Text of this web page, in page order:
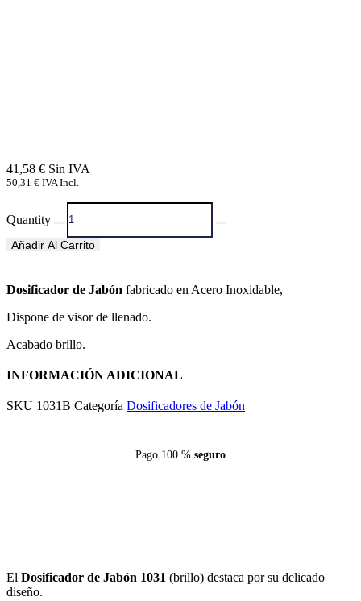
41,58 €
50,31 € IVA Incl.
Quantity
Añadir Al Carrito
Dosificador de Jabón fabricado en Acero Inoxidable,
Dispone de visor de llenado.
Acabado brillo.
INFORMACIÓN ADICIONAL
SKU 1031B Categoría Dosificadores de Jabón
Pago 100 % seguro
El Dosificador de Jabón 1031 (brillo) destaca por su delicado
diseño.